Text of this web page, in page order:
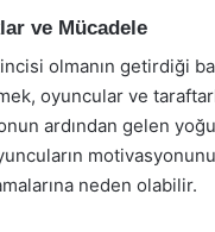
ve Mücadele
olmanın getirdiği
oyuncular ve
ardından gelen
neden olabilir.